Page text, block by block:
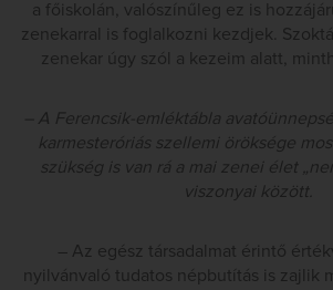
a főiskolán, valószínűleg ez is
zenekarral is foglalkozni kezdjek.
zenekar úgy szól a kezeim alatt,
– A Ferencsik-emléktábla
karmesteróriás szellemi öröksége
szükség is van rá a mai zenei élet
viszonyai között.
– Az egész társadalmat érintő
nyilvánvaló tudatos népbutítás is zajlik